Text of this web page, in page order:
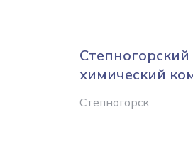
химический
Степногорск